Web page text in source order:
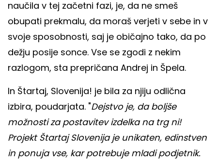
naučila v tej začetni fazi, je, da ne smeš
obupati prekmalu, da moraš verjeti v sebe in v
svoje sposobnosti, saj je običajno tako, da po
dežju posije sonce. Vse se zgodi z nekim
razlogom, sta prepričana Andrej in Špela.
In Štartaj, Slovenija! je bila za njiju odlična
izbira, poudarjata. "Dejstvo je, da boljše
možnosti za postavitev izdelka na trg ni!
Projekt Štartaj Slovenija je unikaten, edinstven
in ponuja vse, kar potrebuje mladi podjetnik.